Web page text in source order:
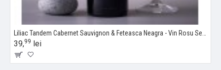
39,99 lei